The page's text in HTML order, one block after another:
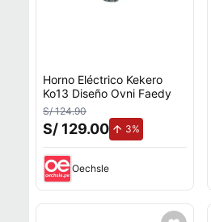
Horno Eléctrico Kekero
Ko13 Diseño Ovni Faedy
S/ 124.90
S/ 129.00 3%
Oechsle